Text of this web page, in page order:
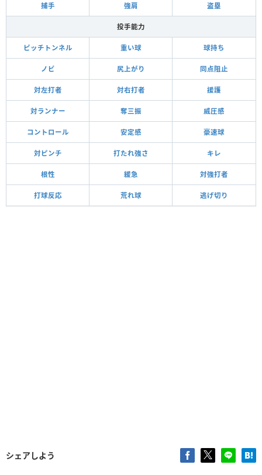
捕手 強肩 盗塁
投手能力
ピッチトンネル 重い球 球持ち
ノビ 尻上がり 同点阻止
対左打者 対右打者 援護
対ランナー 奪三振 威圧感
コントロール 安定感 豪速球
対ピンチ 打たれ強さ キレ
根性 緩急 対強打者
打球反応 荒れ球 逃げ切り
シェアしよう